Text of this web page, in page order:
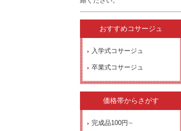
おすすめコサージュ
入学式コサージュ
卒業式コサージュ
価格帯からさがす
完成品100円∼